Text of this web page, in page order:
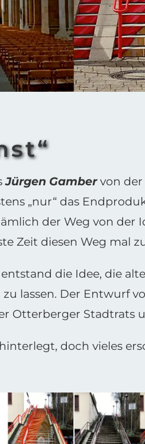
Jürgen Gambervon der
„nur“ das
der Weg von der
Zeit diesen Weg mal
die Idee, die
lassen. Der Entwurf
Otterberger Stadtrats
doch vieles